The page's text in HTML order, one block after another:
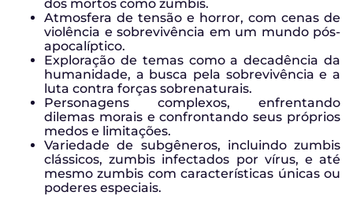
dos mortos como zumbis.
Atmosfera de tensão e horror, com cenas de
violência e sobrevivência em um mundo pós-
apocalíptico.
Exploração de temas como a decadência da
humanidade, a busca pela sobrevivência e a
luta contra forças sobrenaturais.
Personagens complexos, enfrentando
dilemas morais e confrontando seus próprios
medos e limitações.
Variedade de subgêneros, incluindo zumbis
clássicos, zumbis infectados por vírus, e até
mesmo zumbis com características únicas ou
poderes especiais.